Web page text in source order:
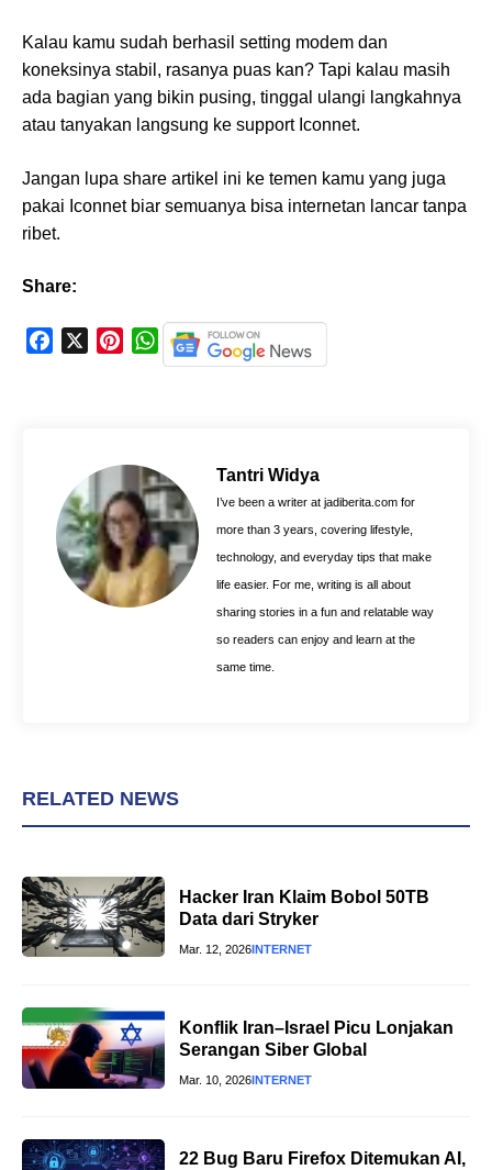
Kalau kamu sudah berhasil setting modem dan
koneksinya stabil, rasanya puas kan? Tapi kalau masih
ada bagian yang bikin pusing, tinggal ulangi langkahnya
atau tanyakan langsung ke support Iconnet.
Jangan lupa share artikel ini ke temen kamu yang juga
pakai Iconnet biar semuanya bisa internetan lancar tanpa
ribet.
Share:
k
e
s
t
W
h
A
p
p
Tantri Widya
I’ve been a writer at jadiberita.com for
more than 3 years, covering lifestyle,
technology, and everyday tips that make
life easier. For me, writing is all about
sharing stories in a fun and relatable way
so readers can enjoy and learn at the
same time.
RELATED NEWS
Hacker Iran Klaim Bobol 50TB
Data dari Stryker
Mar. 12, 2026INTERNET
Konflik Iran–Israel Picu Lonjakan
Serangan Siber Global
Mar. 10, 2026INTERNET
22 Bug Baru Firefox Ditemukan AI,